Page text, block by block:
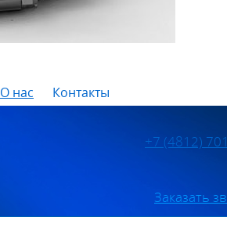
О нас Контакты
+7 (4812)
Заказать